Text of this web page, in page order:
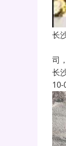
长
司
长
10-